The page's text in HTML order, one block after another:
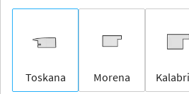
Toskana Morena